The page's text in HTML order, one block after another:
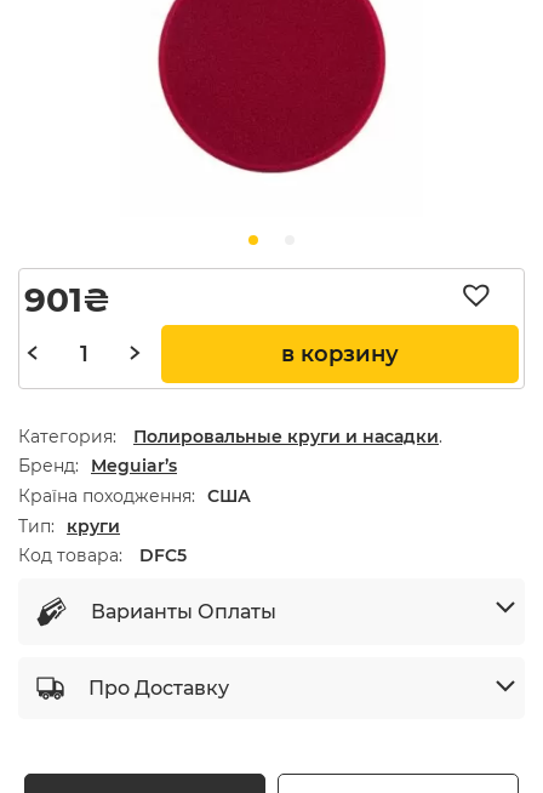
901₴
в корзину
Категория: Полировальные круги и насадки.
Бренд
Meguiar’s
Країна походження
США
Тип
круги
Код товара:
DFC5
Варианты Оплаты
Про Доставку